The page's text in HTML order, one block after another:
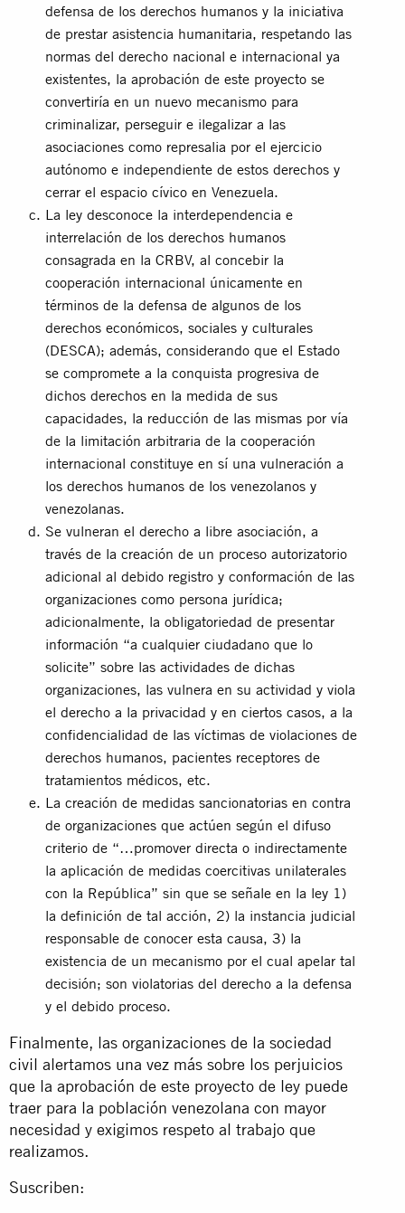
defensa de los derechos humanos y la iniciativa
de prestar asistencia humanitaria, respetando las
normas del derecho nacional e internacional ya
existentes, la aprobación de este proyecto se
convertiría en un nuevo mecanismo para
criminalizar, perseguir e ilegalizar a las
asociaciones como represalia por el ejercicio
autónomo e independiente de estos derechos y
cerrar el espacio cívico en Venezuela.
La ley desconoce la interdependencia e
interrelación de los derechos humanos
consagrada en la CRBV, al concebir la
cooperación internacional únicamente en
términos de la defensa de algunos de los
derechos económicos, sociales y culturales
(DESCA); además, considerando que el Estado
se compromete a la conquista progresiva de
dichos derechos en la medida de sus
capacidades, la reducción de las mismas por vía
de la limitación arbitraria de la cooperación
internacional constituye en sí una vulneración a
los derechos humanos de los venezolanos y
venezolanas.
Se vulneran el derecho a libre asociación, a
través de la creación de un proceso autorizatorio
adicional al debido registro y conformación de las
organizaciones como persona jurídica;
adicionalmente, la obligatoriedad de presentar
información “a cualquier ciudadano que lo
solicite” sobre las actividades de dichas
organizaciones, las vulnera en su actividad y viola
el derecho a la privacidad y en ciertos casos, a la
confidencialidad de las víctimas de violaciones de
derechos humanos, pacientes receptores de
tratamientos médicos, etc.
La creación de medidas sancionatorias en contra
de organizaciones que actúen según el difuso
criterio de “…promover directa o indirectamente
la aplicación de medidas coercitivas unilaterales
con la República” sin que se señale en la ley 1)
la definición de tal acción, 2) la instancia judicial
responsable de conocer esta causa, 3) la
existencia de un mecanismo por el cual apelar tal
decisión; son violatorias del derecho a la defensa
y el debido proceso.
Finalmente, las organizaciones de la sociedad
civil alertamos una vez más sobre los perjuicios
que la aprobación de este proyecto de ley puede
traer para la población venezolana con mayor
necesidad y exigimos respeto al trabajo que
realizamos.
Suscriben: